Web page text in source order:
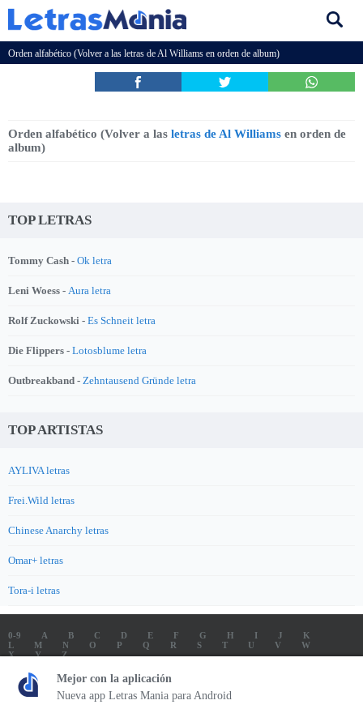
Orden alfabético (Volver a las letras de Al Williams en orden de album)
Orden alfabético (Volver a las letras de Al Williams en orden de
album)
TOP LETRAS
Tommy Cash - Ok letra
Leni Woess - Aura letra
Rolf Zuckowski - Es Schneit letra
Die Flippers - Lotosblume letra
Outbreakband - Zehntausend Gründe letra
TOP ARTISTAS
AYLIVA letras
Frei.Wild letras
Chinese Anarchy letras
Omar+ letras
Tora-i letras
0-9 A B C D E F G H I J
K
L
M N O P Q R S T U V
W
X
Y
Z
LETRAS
SOUNDTRACK LETRAS
TOP 100 LETRAS
ENVIA LETRAS
Letrasmania.com - Copyright © 2026 - All Rights Reserved
Mejor con la aplicación
Nueva app Letras Mania para Android